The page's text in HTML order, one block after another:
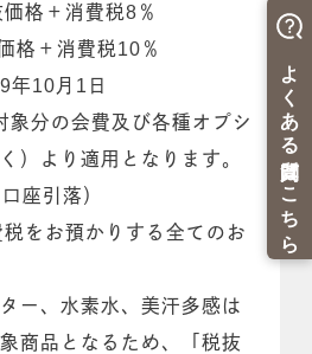
＋消費税8％
格＋消費税10％
年10月1日
分の会費及び各種オプシ
）より適用となります。
座引落）
お預かりする全てのお
ー、水素水、美汗多感は
商品となるため、「税抜